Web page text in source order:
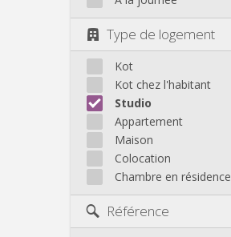
Type de logement
Kot
Kot chez l'habitant
Studio
Appartement
Maison
Colocation
Chambre en résidence
Référence